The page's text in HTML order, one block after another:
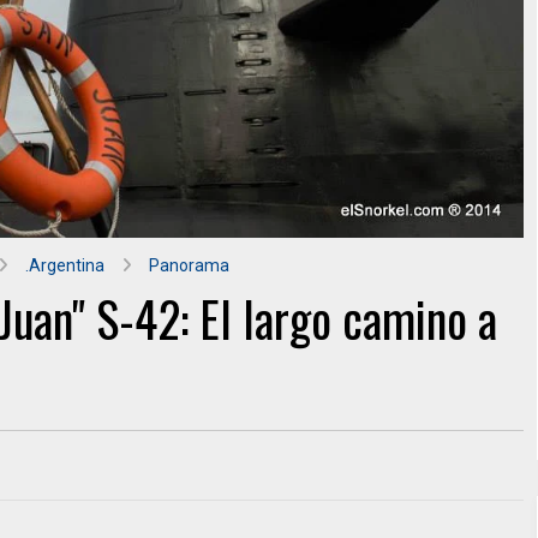
.Argentina Panorama
S-42: El largo camino a